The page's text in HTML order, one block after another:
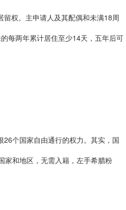
权。主申请人及其配偶和未满18周
每两年累计居住至少14天，五年后可
个国家自由通行的权力。其实，国
家和地区，无需入籍，左手希腊粉